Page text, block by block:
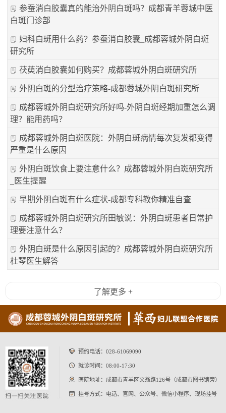
参蚕消白胶囊真的能治外阴白斑吗？成都青羊蓉城中医
白斑门诊部
妇科白斑用什么药？参蚕消白胶囊_成都蓉城外阴白斑
研究所
茯萸消白胶囊如何购买？成都蓉城外阴白斑研究所
外阴白斑的分型治疗策略-成都蓉城外阴白斑研究所
成都蓉城外阴白斑研究所好吗-外阴白斑经期加重怎么调
理？能用药吗？
成都蓉城外阴白斑医院：外阴白斑病情每次复发都变得
严重是什么原因
外阴白斑饮食上要注意什么？成都蓉城外阴白斑研究所
_医生提醒
早期外阴白斑有什么症状-成都专科教你精准自查
成都蓉城外阴白斑研究所田敏说：外阴白斑患者日常护
理要注意什么？
外阴白斑是什么原因引起的？成都蓉城外阴白斑研究所
杜琴医生解答
了解更多 +
预约电话： 028-61069090
就诊时间：08:00-17:30
医院地址：成都市青羊区文翁路126号（成都市图书馆旁）
挂号方式：电话、官网、公众号、微信小程序、现场挂号